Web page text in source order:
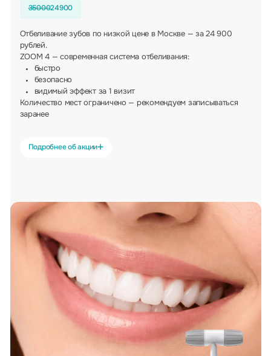
3500024900
Отбеливание зубов по низкой цене в Москве — за 24 900
рублей.
ZOOM 4 — современная система отбеливания:
быстро
безопасно
видимый эффект за 1 визит
Количество мест ограничено — рекомендуем записываться
заранее
Подробнее об акции